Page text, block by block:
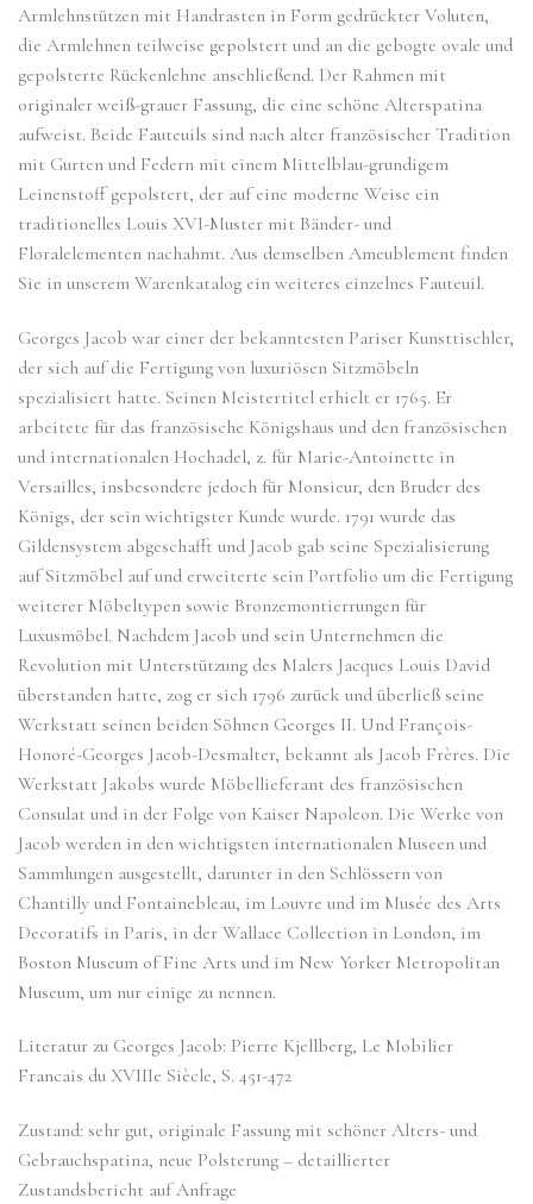
Armlehnstützen mit Handrasten in Form gedrückter Voluten,
die Armlehnen teilweise gepolstert und an die gebogte ovale und
gepolsterte Rückenlehne anschließend. Der Rahmen mit
originaler weiß-grauer Fassung, die eine schöne Alterspatina
aufweist. Beide Fauteuils sind nach alter französischer Tradition
mit Gurten und Federn mit einem Mittelblau-grundigem
Leinenstoff gepolstert, der auf eine moderne Weise ein
traditionelles Louis XVI-Muster mit Bänder- und
Floralelementen nachahmt. Aus demselben Ameublement finden
Sie in unserem Warenkatalog ein weiteres einzelnes Fauteuil.
Georges Jacob war einer der bekanntesten Pariser Kunsttischler,
der sich auf die Fertigung von luxuriösen Sitzmöbeln
spezialisiert hatte. Seinen Meistertitel erhielt er 1765. Er
arbeitete für das französische Königshaus und den französischen
und internationalen Hochadel, z. für Marie-Antoinette in
Versailles, insbesondere jedoch für Monsieur, den Bruder des
Königs, der sein wichtigster Kunde wurde. 1791 wurde das
Gildensystem abgeschafft und Jacob gab seine Spezialisierung
auf Sitzmöbel auf und erweiterte sein Portfolio um die Fertigung
weiterer Möbeltypen sowie Bronzemontierrungen für
Luxusmöbel. Nachdem Jacob und sein Unternehmen die
Revolution mit Unterstützung des Malers Jacques Louis David
überstanden hatte, zog er sich 1796 zurück und überließ seine
Werkstatt seinen beiden Söhnen Georges II. Und François-
Honoré-Georges Jacob-Desmalter, bekannt als Jacob Frères. Die
Werkstatt Jakobs wurde Möbellieferant des französischen
Consulat und in der Folge von Kaiser Napoleon. Die Werke von
Jacob werden in den wichtigsten internationalen Museen und
Sammlungen ausgestellt, darunter in den Schlössern von
Chantilly und Fontainebleau, im Louvre und im Musée des Arts
Decoratifs in Paris, in der Wallace Collection in London, im
Boston Museum of Fine Arts und im New Yorker Metropolitan
Museum, um nur einige zu nennen.
Literatur zu Georges Jacob: Pierre Kjellberg, Le Mobilier
Francais du XVIIIe Siècle, S. 451-472
Zustand: sehr gut, originale Fassung mit schöner Alters- und
Gebrauchspatina, neue Polsterung – detaillierter
Zustandsbericht auf Anfrage